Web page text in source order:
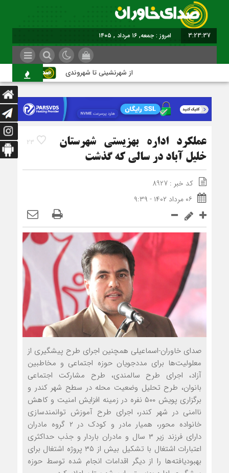
3:23:38 برابر با : Friday - 7 August - 2026
از شهرنشینی تا شهروندی
23
عملکرد اداره بهزیستی شهرستان
خلیل‏ آباد در سالی که گذشت
کد خبر : 8927
۰۶ مرداد ۱۴۰۲ - ۹:۳۹
صدای خاوران-اسماعیلی هم‏چنین اجرای طرح پیشگیری از
معلولیت‌ها برای مددجویان حوزه اجتماعی و مخاطبین
آزاد، اجرای طرح سالمندی، طرح مشارکت اجتماعی
بانوان، طرح تحلیل وضعیت محله در سطح شهر کندر و
برگزاری پویش ۵۰۰ نفره در زمینه افزایش امنیت و کاهش
ناامنی در شهر کندر، اجرای طرح آموزش توانمندسازی
خانواده محور، همیار مادر و کودک در ۲ گروه مادران
دارای فرزند زیر ۳ سال و مادران باردار و جذب حداکثری
اعتبارات اشتغال با تشکیل بیش از ۳۵ پروژه اشتغال برای
بهبودیافته‌ها را از دیگر اقدامات انجام شده توسط حوزه